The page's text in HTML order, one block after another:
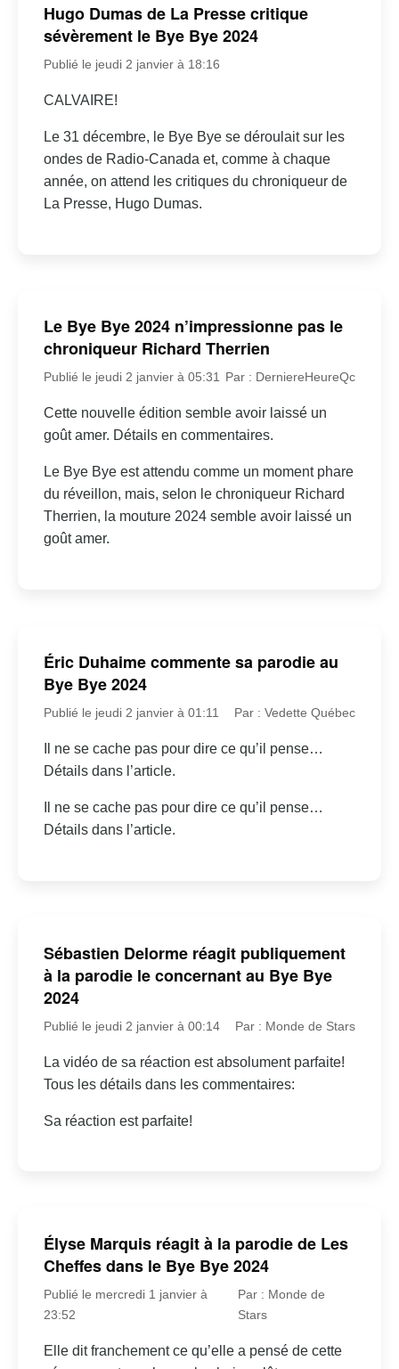
Hugo Dumas de La Presse critique
sévèrement le Bye Bye 2024
Publié le jeudi 2 janvier à 18:16
CALVAIRE!
Le 31 décembre, le Bye Bye se déroulait sur les
ondes de Radio-Canada et, comme à chaque
année, on attend les critiques du chroniqueur de
La Presse, Hugo Dumas.
Le Bye Bye 2024 n’impressionne pas le
chroniqueur Richard Therrien
Publié le jeudi 2 janvier à 05:31 Par : DerniereHeureQc
Cette nouvelle édition semble avoir laissé un
goût amer. Détails en commentaires.
Le Bye Bye est attendu comme un moment phare
du réveillon, mais, selon le chroniqueur Richard
Therrien, la mouture 2024 semble avoir laissé un
goût amer.
Éric Duhaime commente sa parodie au
Bye Bye 2024
Publié le jeudi 2 janvier à 01:11 Par : Vedette Québec
Il ne se cache pas pour dire ce qu’il pense…
Détails dans l’article.
Il ne se cache pas pour dire ce qu’il pense…
Détails dans l’article.
Sébastien Delorme réagit publiquement
à la parodie le concernant au Bye Bye
2024
Publié le jeudi 2 janvier à 00:14 Par : Monde de Stars
La vidéo de sa réaction est absolument parfaite!
Tous les détails dans les commentaires:
Sa réaction est parfaite!
Élyse Marquis réagit à la parodie de Les
Cheffes dans le Bye Bye 2024
Publié le mercredi 1 janvier à
23:52
Par : Monde de
Stars
Elle dit franchement ce qu’elle a pensé de cette